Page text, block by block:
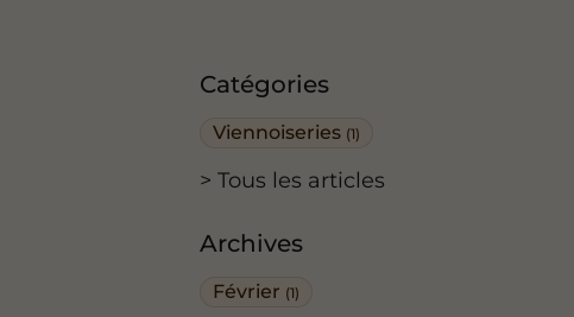
Catégories
Viennoiseries (1)
Tous les articles
Archives
Février (1)